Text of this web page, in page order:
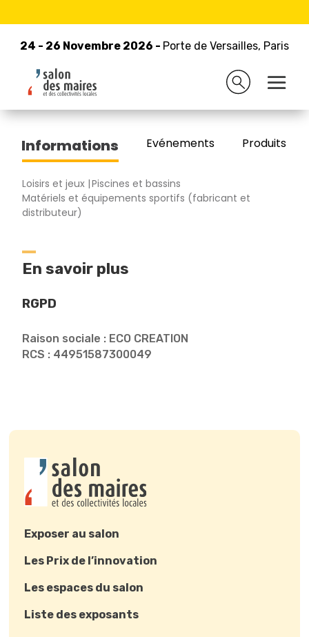
24 - 26 Novembre 2026 - Porte de Versailles, Paris
24 - 26 Novembre 2026 - Porte de Versailles, Paris
Retour à la liste des exposants
ECO CREATION
Informations Evénements Produits/
Loisirs et jeux Piscines et bassins
Matériels et équipements sportifs (fabricant et
distributeur)
En savoir plus
RGPD
Raison sociale : ECO CREATION
RCS : 44951587300049
Exposer au salon
Les Prix de l’innovation
Les espaces du salon
Liste des exposants